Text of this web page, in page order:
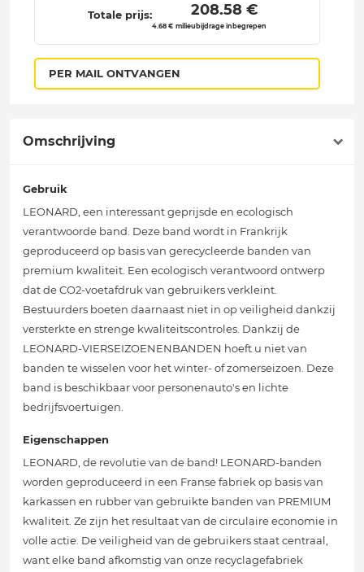
Totale prijs: 208.58 €
4.68 € milieubijdrage inbegrepen
PER MAIL ONTVANGEN
Omschrijving
Gebruik
LEONARD, een interessant geprijsde en ecologisch
verantwoorde band. Deze band wordt in Frankrijk
geproduceerd op basis van gerecycleerde banden van
premium kwaliteit. Een ecologisch verantwoord ontwerp
dat de CO2-voetafdruk van gebruikers verkleint.
Bestuurders boeten daarnaast niet in op veiligheid dankzij
versterkte en strenge kwaliteitscontroles. Dankzij de
LEONARD-VIERSEIZOENENBANDEN hoeft u niet van
banden te wisselen voor het winter- of zomerseizoen. Deze
band is beschikbaar voor personenauto's en lichte
bedrijfsvoertuigen.
Eigenschappen
LEONARD, de revolutie van de band! LEONARD-banden
worden geproduceerd in een Franse fabriek op basis van
karkassen en rubber van gebruikte banden van PREMIUM
kwaliteit. Ze zijn het resultaat van de circulaire economie in
volle actie. De veiligheid van de gebruikers staat centraal,
want elke band afkomstig van onze recyclagefabriek